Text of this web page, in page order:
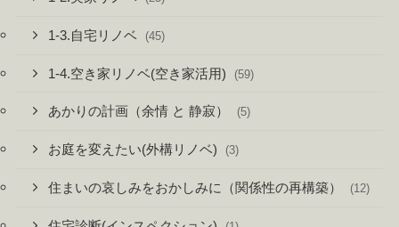
1-3.自宅リノベ (45)
1-4.空き家リノベ(空き家活用) (59)
あかりの計画（余情 と 静寂） (5)
お庭を変えたい(外構リノベ) (3)
住まいの哀しみをおかしみに（関係性の再構築） (12)